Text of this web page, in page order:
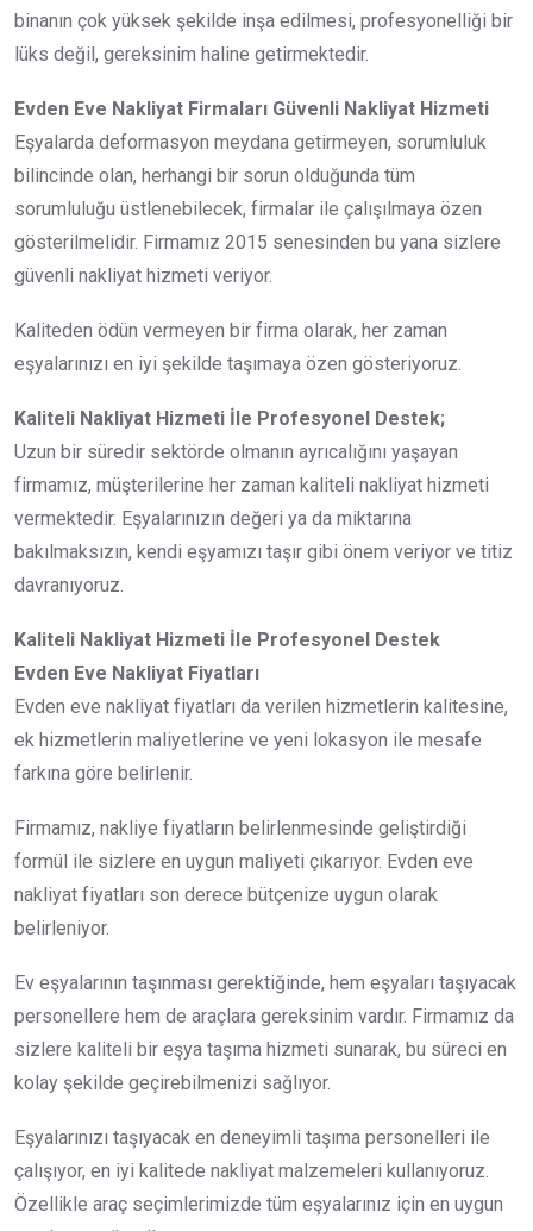
binanın çok yüksek şekilde inşa edilmesi, profesyonelliği bir
lüks değil, gereksinim haline getirmektedir.
Evden Eve Nakliyat Firmaları Güvenli Nakliyat Hizmeti
Eşyalarda deformasyon meydana getirmeyen, sorumluluk
bilincinde olan, herhangi bir sorun olduğunda tüm
sorumluluğu üstlenebilecek, firmalar ile çalışılmaya özen
gösterilmelidir. Firmamız 2015 senesinden bu yana sizlere
güvenli nakliyat hizmeti veriyor.
Kaliteden ödün vermeyen bir firma olarak, her zaman
eşyalarınızı en iyi şekilde taşımaya özen gösteriyoruz.
Kaliteli Nakliyat Hizmeti İle Profesyonel Destek;
Uzun bir süredir sektörde olmanın ayrıcalığını yaşayan
firmamız, müşterilerine her zaman kaliteli nakliyat hizmeti
vermektedir. Eşyalarınızın değeri ya da miktarına
bakılmaksızın, kendi eşyamızı taşır gibi önem veriyor ve titiz
davranıyoruz.
Kaliteli Nakliyat Hizmeti İle Profesyonel Destek
Evden Eve Nakliyat Fiyatları
Evden eve nakliyat fiyatları da verilen hizmetlerin kalitesine,
ek hizmetlerin maliyetlerine ve yeni lokasyon ile mesafe
farkına göre belirlenir.
Firmamız, nakliye fiyatların belirlenmesinde geliştirdiği
formül ile sizlere en uygun maliyeti çıkarıyor. Evden eve
nakliyat fiyatları son derece bütçenize uygun olarak
belirleniyor.
Ev eşyalarının taşınması gerektiğinde, hem eşyaları taşıyacak
personellere hem de araçlara gereksinim vardır. Firmamız da
sizlere kaliteli bir eşya taşıma hizmeti sunarak, bu süreci en
kolay şekilde geçirebilmenizi sağlıyor.
Eşyalarınızı taşıyacak en deneyimli taşıma personelleri ile
çalışıyor, en iyi kalitede nakliyat malzemeleri kullanıyoruz.
Özellikle araç seçimlerimizde tüm eşyalarınız için en uygun